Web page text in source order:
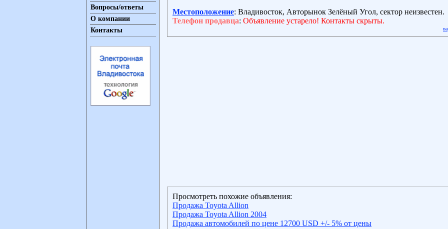
Вопросы/ответы
О компании
Контакты
Местоположение: Владивосток, Авторынок Зелёный Угол, сектор неизвестен.
Телефон продавца: Объявление устарело! Контакты скрыты.
Просмотреть похожие объявления:
Продажа Toyota Allion
Продажа Toyota Allion 2004
Продажа автомобилей по цене 12700 USD +/- 5% от цены